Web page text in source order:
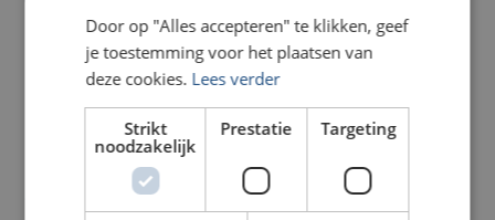
Het wordt een ervaring.
Comfort zorgt voor langere
gesprekken
Comfort wordt vaak onderschat bij
Door op "Alles accepteren" te klikken, geef
je toestemming voor het plaatsen van
deze cookies. Lees verder
Strikt
noodzakelijk
Prestatie Targeting